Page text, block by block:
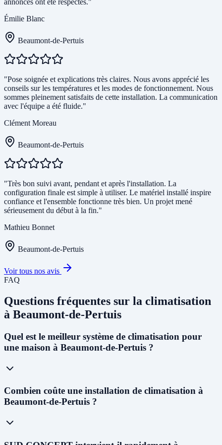
annoncés ont été respectés."
Émilie Blanc
Beaumont-de-Pertuis
"Pose soignée et explications très claires. Nous avons apprécié les
conseils sur les températures et les modes de fonctionnement. Nous
sommes pleinement satisfaits de cette installation. La communication
avec l'équipe a été fluide."
Clément Moreau
Beaumont-de-Pertuis
"Très bon suivi avant, pendant et après l'installation. La
configuration finale est simple à utiliser. Le matériel installé inspire
confiance et l'ensemble fonctionne très bien. Un projet mené
sérieusement du début à la fin."
Mathieu Bonnet
Beaumont-de-Pertuis
Voir tous nos avis
FAQ
Questions fréquentes sur la climatisation
à Beaumont-de-Pertuis
Quel est le meilleur système de climatisation pour
une maison à Beaumont-de-Pertuis ?
À Beaumont-de-Pertuis, avec leclimat méditerranéen et les étés
chauds
(dépassant souvent 35°C), nous recommandons une
air-air réversible multi-split
économique. Pour remplacer une chaudière gaz ou fioul, la
Combien coûte une installation de climatisation à
Beaumont-de-Pertuis ?
Le coût varie selon le système : de1 500 € à 3 000 €pour un mono-